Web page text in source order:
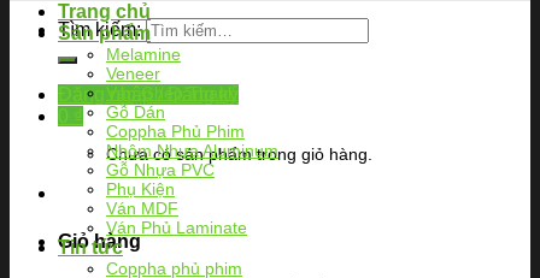
Tìm kiếm:
Đăng nhập / Đăng ký
Chưa có sản phẩm trong giỏ hàng.
Giỏ hàng
Trang chủ
Sản phẩm
Melamine
Veneer
Gỗ Dán
Coppha Phủ Phim
Nhôm Nhựa Aluminum
Gỗ Nhựa PVC
Phụ Kiện
Ván MDF
Ván Phủ Laminate
Tin tức
Coppha phủ phim